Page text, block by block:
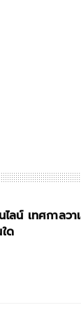
ไม่ใช่แฟน ซื้อ